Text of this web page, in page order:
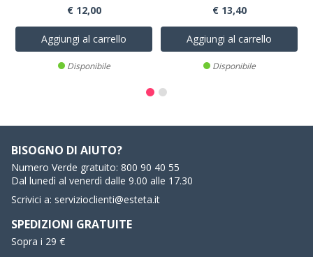
€ 12,00
Aggiungi al carrello
Disponibile
€ 13,40
Aggiungi al carrello
Disponibile
BISOGNO DI AIUTO?
Numero Verde gratuito: 800 90 40 55
Dal lunedì al venerdì dalle 9.00 alle 17.30
Scrivici a: servizioclienti@esteta.it
SPEDIZIONI GRATUITE
Sopra i 29 €